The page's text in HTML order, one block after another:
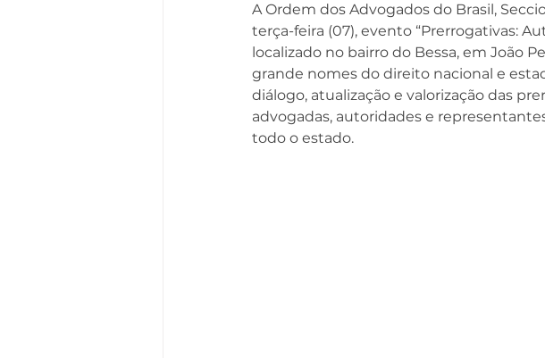
A Ordem dos Advogados do Brasil,
terça-feira (07), evento “Prerrogativas:
localizado no bairro do Bessa, em João
grande nomes do direito nacional e
diálogo, atualização e valorização das
advogadas, autoridades e
todo o estado.